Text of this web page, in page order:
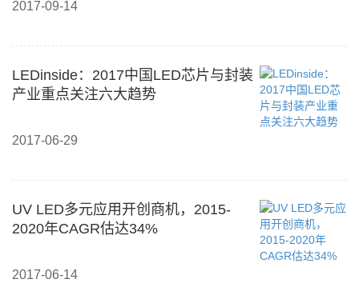
2017-09-14
LEDinside：2017中国LED芯片与封装
产业重点关注六大趋势
2017-06-29
UV LED多元应用开创商机，2015-
2020年CAGR估达34%
2017-06-14